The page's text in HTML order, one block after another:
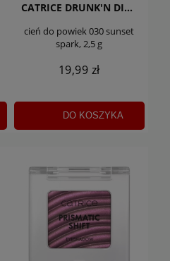
CATRICE DRUNK'N DIAMONDS JELLY
cień do powiek 030 sunset
spark, 2,5 g
19,99 zł
DO KOSZYKA